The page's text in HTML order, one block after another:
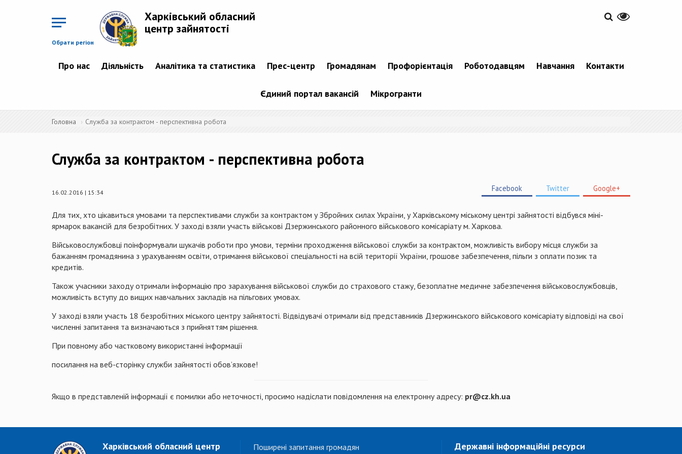
Обрати регіон
Харківський обласний
центр зайнятості
Про нас Діяльність Аналітика та статистика Прес-центр Громадянам Профорієнтація Роботодавцям Навчання Контакти
Єдиний портал вакансій Мікрогранти
Головна Служба за контрактом - перспективна робота
Служба за контрактом - перспективна робота
16.02.2016 | 15:34 Facebook Twitter Google+
Для тих, хто цікавиться умовами та перспективами служби за контрактом у Збройних силах України, у Харківському міському центрі зайнятості відбувся міні-
ярмарок вакансій для безробітних. У заході взяли участь військові Дзержинського районного військового комісаріату м. Харкова.
Військовослужбовці поінформували шукачів роботи про умови, терміни проходження військової служби за контрактом, можливість вибору місця служби за
бажанням громадянина з урахуванням освіти, отримання військової спеціальності на всій території України, грошове забезпечення, пільги з оплати позик та
кредитів.
Також учасники заходу отримали інформацію про зарахування військової служби до страхового стажу, безоплатне медичне забезпечення військовослужбовців,
можливість вступу до вищих навчальних закладів на пільгових умовах.
У заході взяли участь 18 безробітних міського центру зайнятості. Відвідувачі отримали від представників Дзержинського військового комісаріату відповіді на свої
численні запитання та визначаються з прийняттям рішення.
При повному або частковому використанні інформації
посилання на веб-сторінку служби зайнятості обов’язкове!
Якщо в представленій інформації є помилки або неточності, просимо надіслати повідомлення на електронну адресу: рr@cz.kh.ua
Харківський обласний центр
Поширені запитання громадян Державні інформаційні ресурси